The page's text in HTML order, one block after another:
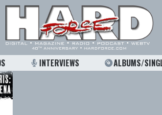
INTERVIEWS ALBUMS/